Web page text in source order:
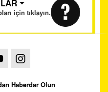
için tıklayın.
Haberdar Olun